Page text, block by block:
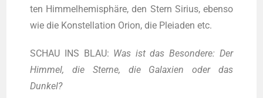
ten Him­mel­he­mi­sphä­re, den Stern Siri­us, eben­so
wie die Kon­stel­la­ti­on Ori­on, die Pleiaden etc.
SCHAU INS BLAU: Was ist das Beson­de­re: Der
Him­mel, die Ster­ne, die Gala­xien oder das
Dunkel?